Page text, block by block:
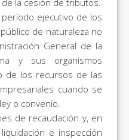
la cesión de tributos.
ejecutivo de los
de naturaleza no
General de la
y sus organismos
de los recursos de las
cuando se
o convenio.
de recaudación y, en
e inspección